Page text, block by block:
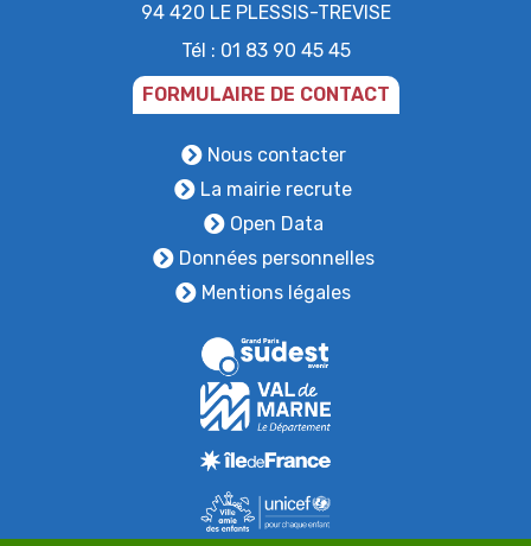
94 420 LE PLESSIS-TREVISE
Tél : 01 83 90 45 45
FORMULAIRE DE CONTACT
Nous contacter
La mairie recrute
Open Data
Données personnelles
Mentions légales